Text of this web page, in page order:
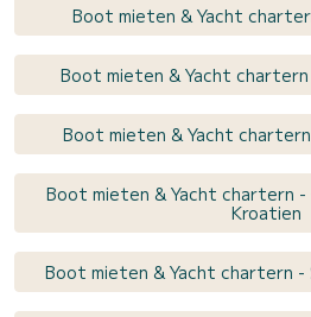
Boot mieten & Yacht
Boot mieten & Yacht
Boot mieten & Yacht
Boot mieten & Yacht chartern
Kroatien
Boot mieten & Yacht chartern -